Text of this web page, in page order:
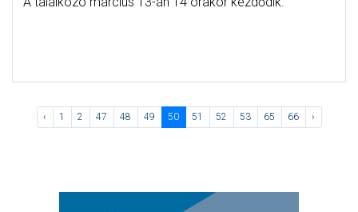
‹ 1 2 47 48 49 50 51 52 53 65 66 ›